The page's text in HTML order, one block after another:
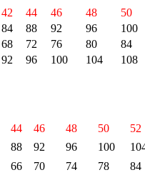
42 44 46 48
50
84 88 92 96
100
68 72 76 80
84
92 96 100 104 108
44 46 48 50
52
88 92 96 100
66 70 74 78
84